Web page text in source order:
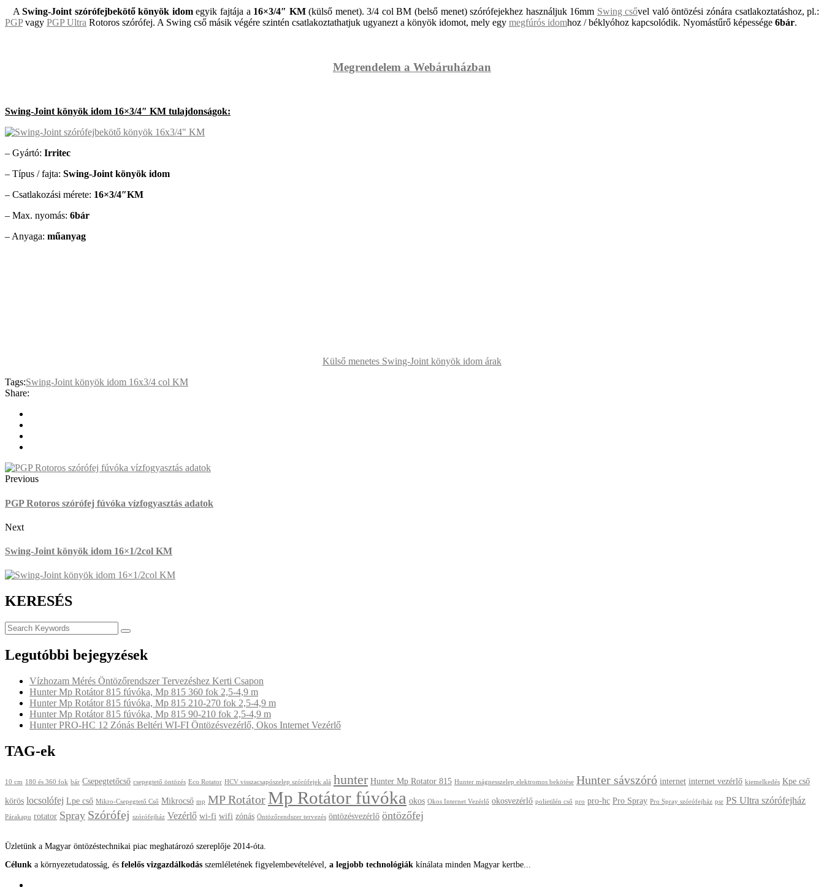
ASwing-Joint szórófejbekötő könyök idomegyik fajtája a 16×3/4″ KM(külső menet). 3/4 col BM (belső menet) szórófejekhez használjuk 16mm Swing csővel való öntözési zónára csatlakoztatáshoz, pl.:
PGPvagy PGP Ultra Rotoros szórófej. A Swing cső másik végére szintén csatlakoztathatjuk ugyanezt a könyök idomot, mely egy megfúrós idomhoz / béklyóhoz kapcsolódik. Nyomástűrő képessége 6bár.
Megrendelem a Webáruházban
Swing-Joint könyök idom 16×3/4″ KM tulajdonságok:
– Gyártó: Irritec
– Típus / fajta: Swing-Joint könyök idom
– Csatlakozási mérete: 16×3/4″KM
– Max. nyomás: 6bár
– Anyaga: műanyag
Külső menetes Swing-Joint könyök idom árak
Tags:Swing-Joint könyök idom 16x3/4 col KM
Share:
Previous
PGP Rotoros szórófej fúvóka vízfogyasztás adatok
Next
Swing-Joint könyök idom 16×1/2col KM
KERESÉS
Legutóbbi bejegyzések
Vízhozam Mérés Öntözőrendszer Tervezéshez Kerti Csapon
Hunter Mp Rotátor 815 fúvóka, Mp 815 360 fok 2,5-4,9 m
Hunter Mp Rotátor 815 fúvóka, Mp 815 210-270 fok 2,5-4,9 m
Hunter Mp Rotátor 815 fúvóka, Mp 815 90-210 fok 2,5-4,9 m
Hunter PRO-HC 12 Zónás Beltéri WI-FI Öntözésvezérlő, Okos Internet Vezérlő
TAG-ek
10 cm 180 és 360 fok bár Csepegtetőcső csepegtető öntözés Eco Rotator HCV visszacsapószelep szórófejek alá hunter Hunter Mp Rotator 815 Hunter mágnesszelep elektromos bekötése Hunter sávszóró internet internet vezérlő kiemelkedés Kpe cső
körös locsolófej Lpe cső Mikro-Csepegtető Cső Mikrocső mp MP Rotátor Mp Rotátor fúvóka okos Okos Internet Vezérlő okosvezérlő polietilén cső pro pro-hc Pro Spray Pro Spray szórófejház psr PS Ultra szórófejház
Párakapu rotator Spray Szórófej szórófejház Vezérlő wi-fi wifi zónás Öntözőrendszer tervezés öntözésvezérlő öntözőfej
Üzletünk a Magyar öntözéstechnikai piac meghatározó szereplője 2014-óta.
Célunk a környezetudatosság, és felelős vizgazdálkodás szemléletének figyelembevételével, a legjobb technológiák kínálata minden Magyar kertbe...